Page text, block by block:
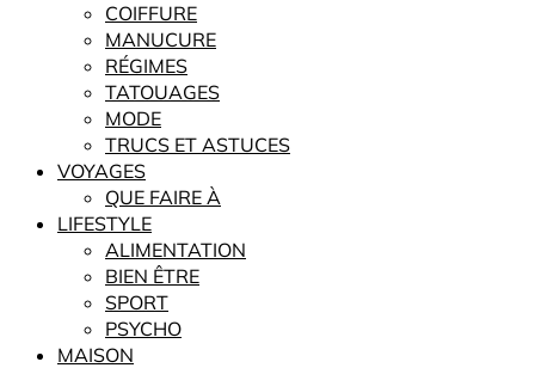
COIFFURE
MANUCURE
RÉGIMES
TATOUAGES
MODE
TRUCS ET ASTUCES
VOYAGES
QUE FAIRE À
LIFESTYLE
ALIMENTATION
BIEN ÊTRE
SPORT
PSYCHO
MAISON